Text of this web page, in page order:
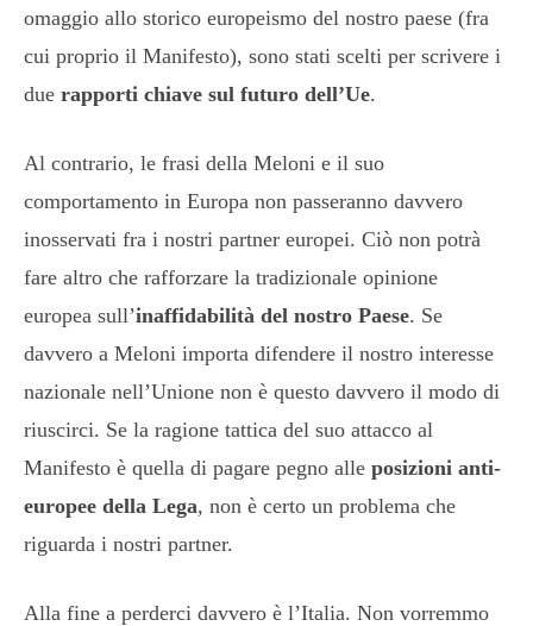
omaggio allo storico europeismo del nostro paese (fra
cui proprio il Manifesto), sono stati scelti per scrivere i
due rapporti chiave sul futuro dell’Ue.
Al contrario, le frasi della Meloni e il suo
comportamento in Europa non passeranno davvero
inosservati fra i nostri partner europei. Ciò non potrà
fare altro che rafforzare la tradizionale opinione
europea sull’inaffidabilità del nostro Paese. Se
davvero a Meloni importa difendere il nostro interesse
nazionale nell’Unione non è questo davvero il modo di
riuscirci. Se la ragione tattica del suo attacco al
Manifesto è quella di pagare pegno alle posizioni anti-
europee della Lega, non è certo un problema che
riguarda i nostri partner.
Alla fine a perderci davvero è l’Italia. Non vorremmo